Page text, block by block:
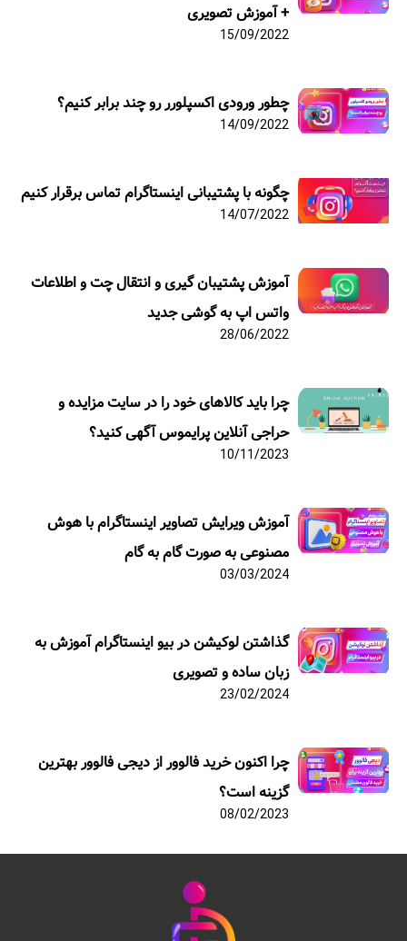
+ آموزش تصویری
15/09/2022
چطور ورودی اکسپلورر رو چند برابر کنیم؟
14/09/2022
چگونه با پشتیبانی اینستاگرام تماس برقرار کنیم
14/07/2022
آموزش پشتیبان گیری و انتقال چت و اطلاعات
واتس اپ به گوشی جدید
28/06/2022
چرا باید کالاهای خود را در سایت مزایده و
حراجی آنلاین پرایموس آگهی کنید؟
10/11/2023
آموزش ویرایش تصاویر اینستاگرام با هوش
مصنوعی به صورت گام به گام
03/03/2024
گذاشتن لوکیشن در بیو اینستاگرام آموزش به
زبان ساده و تصویری
23/02/2024
چرا اکنون خرید فالوور از دیجی فالوور بهترین
گزینه است؟
08/02/2023